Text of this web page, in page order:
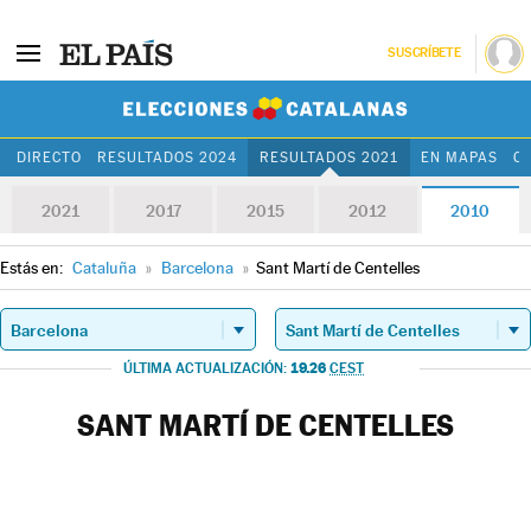
SUSCRÍBETE
DIRECTO RESULTADOS 2024 RESULTADOS 2021 EN MAPAS
2021 2017 2015 2012 2010
Estás en: Cataluña » Barcelona » Sant Martí de Centelles
ÚLTIMA ACTUALIZACIÓN: 19.26 CEST
SANT MARTÍ DE CENTELLES